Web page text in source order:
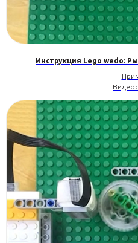
Инструкция Lego wedo: